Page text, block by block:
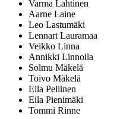
Varma Lahtinen
Aarne Laine
Leo Lastumäki
Lennart Lauramaa
Veikko Linna
Annikki Linnoila
Solmu Mäkelä
Toivo Mäkelä
Eila Pellinen
Eila Pienimäki
Tommi Rinne